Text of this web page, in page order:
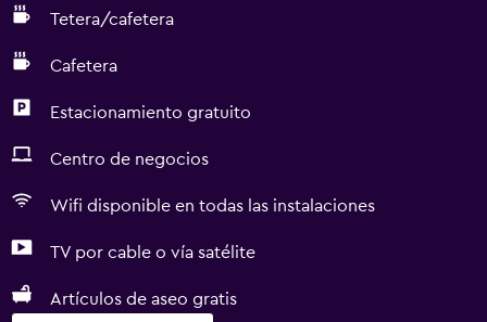
Tetera/cafetera
Cafetera
Estacionamiento gratuito
Centro de negocios
Wifi disponible en todas las instalaciones
TV por cable o vía satélite
Artículos de aseo gratis